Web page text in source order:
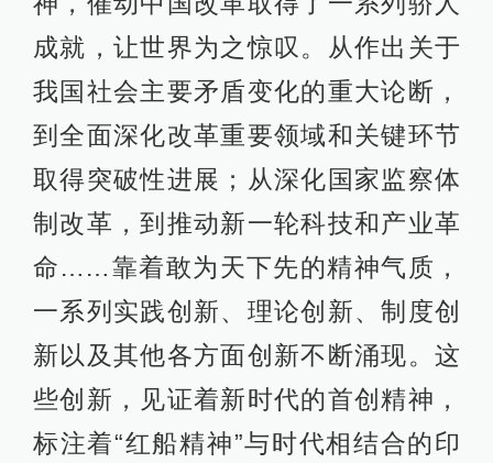
成就，让世界为之惊叹。从作出关于
我国社会主要矛盾变化的重大论断，
到全面深化改革重要领域和关键环节
取得突破性进展；从深化国家监察体
制改革，到推动新一轮科技和产业革
命……靠着敢为天下先的精神气质，
一系列实践创新、理论创新、制度创
新以及其他各方面创新不断涌现。这
些创新，见证着新时代的首创精神，
标注着“红船精神”与时代相结合的印